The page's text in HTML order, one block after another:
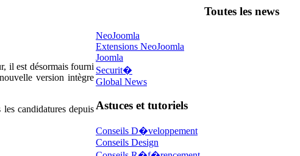
il est désormais fourni
version intègre
candidatures depuis
Toutes les news
NeoJoomla
Extensions NeoJoomla
Joomla
Securit�
Global News
Astuces et tutoriels
Conseils D�veloppement
Conseils Design